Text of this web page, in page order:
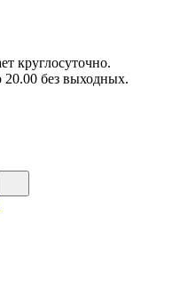
круглосуточно.
20.00 без выходных.